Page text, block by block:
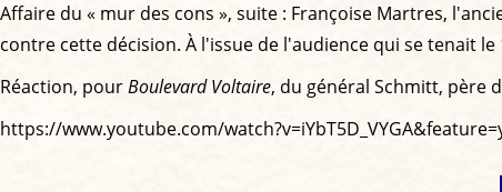
Affaire du « mur des cons », suite : Françoise Martres,
contre cette décision. À l'issue de l'audience qui se tenait
Réaction, pourBoulevard Voltaire, du général Schmitt, père
https://www.youtube.com/